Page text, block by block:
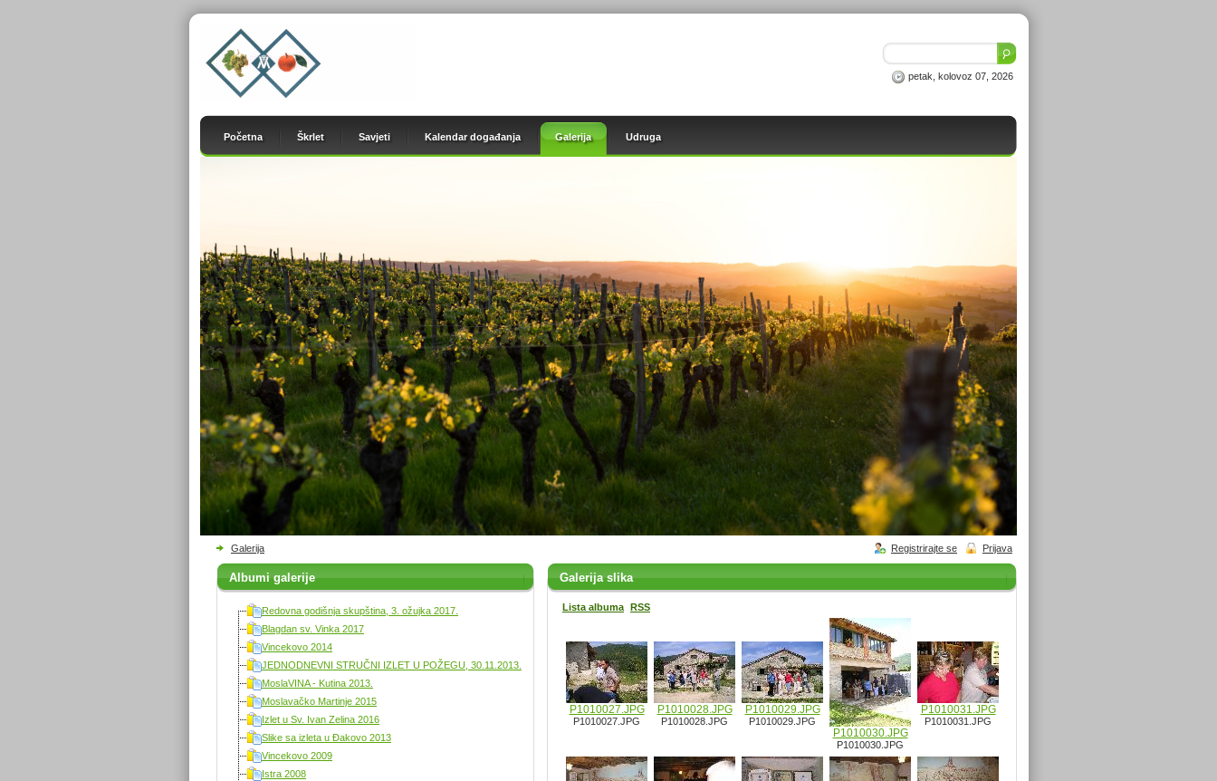
petak, kolovoz 07, 2026
Početna Škrlet Savjeti Kalendar događanja Galerija Udruga
Galerija Prijava
Registrirajte se
Albumi galerije
Redovna godišnja skupština, 3. ožujka 2017.
Blagdan sv. Vinka 2017
Vincekovo 2014
JEDNODNEVNI STRUČNI IZLET U POŽEGU, 30.11.2013.
MoslaVINA - Kutina 2013.
Moslavačko Martinje 2015
Izlet u Sv. Ivan Zelina 2016
Slike sa izleta u Đakovo 2013
Vincekovo 2009
Istra 2008
Galerija slika
Lista albuma RSS
P1010027.JPG
P1010027.JPG
P1010028.JPG
P1010028.JPG
P1010029.JPG
P1010029.JPG
P1010030.JPG
P1010030.JPG
P1010031.JPG
P1010031.JPG